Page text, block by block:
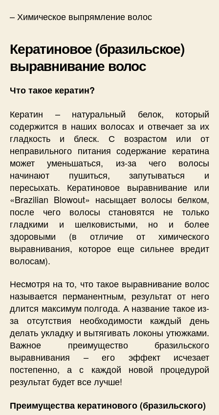
– Химическое выпрямление волос
Кератиновое (бразильское)
выравнивание волос
Что такое кератин?
Кератин – натуральный белок, который
содержится в наших волосах и отвечает за их
гладкость и блеск. С возрастом или от
неправильного питания содержание кератина
может уменьшаться, из-за чего волосы
начинают пушиться, запутываться и
пересыхать. Кератиновое выравнивание или
«Brazilian Blowout» насыщает волосы белком,
после чего волосы становятся не только
гладкими и шелковистыми, но и более
здоровыми (в отличие от химического
выравнивания, которое еще сильнее вредит
волосам).
Несмотря на то, что такое выравнивание волос
называется перманентным, результат от него
длится максимум полгода. А название такое из-
за отсутствия необходимости каждый день
делать укладку и вытягивать локоны утюжками.
Важное преимущество бразильского
выравнивания – его эффект исчезает
постепенно, а с каждой новой процедурой
результат будет все лучше!
Преимущества кератинового (бразильского)